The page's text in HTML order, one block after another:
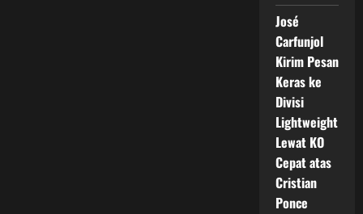
José
Carfunjol
Kirim Pesan
Keras ke
Divisi
Lightweight
Lewat KO
Cepat atas
Cristian
Ponce